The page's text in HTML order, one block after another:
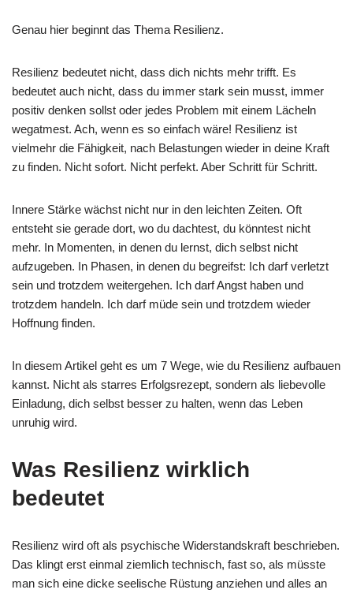
Genau hier beginnt das Thema Resilienz.
Resilienz bedeutet nicht, dass dich nichts mehr trifft. Es
bedeutet auch nicht, dass du immer stark sein musst, immer
positiv denken sollst oder jedes Problem mit einem Lächeln
wegatmest. Ach, wenn es so einfach wäre! Resilienz ist
vielmehr die Fähigkeit, nach Belastungen wieder in deine Kraft
zu finden. Nicht sofort. Nicht perfekt. Aber Schritt für Schritt.
Innere Stärke wächst nicht nur in den leichten Zeiten. Oft
entsteht sie gerade dort, wo du dachtest, du könntest nicht
mehr. In Momenten, in denen du lernst, dich selbst nicht
aufzugeben. In Phasen, in denen du begreifst: Ich darf verletzt
sein und trotzdem weitergehen. Ich darf Angst haben und
trotzdem handeln. Ich darf müde sein und trotzdem wieder
Hoffnung finden.
In diesem Artikel geht es um 7 Wege, wie du Resilienz aufbauen
kannst. Nicht als starres Erfolgsrezept, sondern als liebevolle
Einladung, dich selbst besser zu halten, wenn das Leben
unruhig wird.
Was Resilienz wirklich
bedeutet
Resilienz wird oft als psychische Widerstandskraft beschrieben.
Das klingt erst einmal ziemlich technisch, fast so, als müsste
man sich eine dicke seelische Rüstung anziehen und alles an